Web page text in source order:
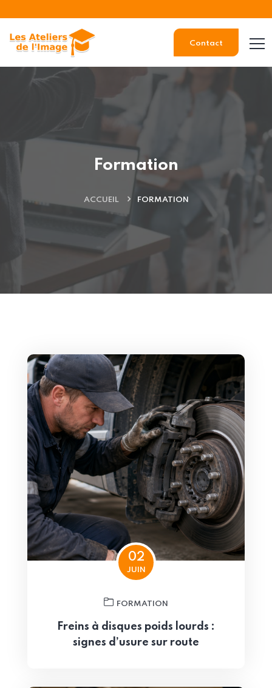
Contact
Formation
ACCUEIL FORMATION
02
JUIN
FORMATION
Freins à disques poids lourds :
signes d’usure sur route